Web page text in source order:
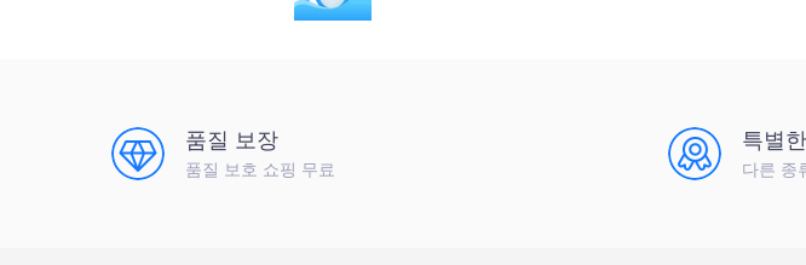
품질 보장
품질 보호 쇼핑 무료
특별
다른 종